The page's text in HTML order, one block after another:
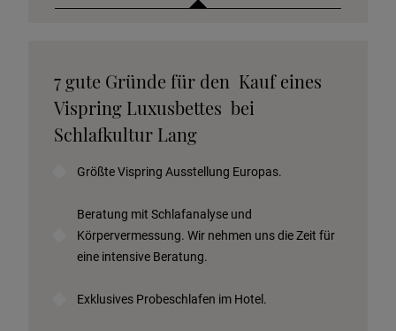
Stoffkollektion anfordern
Telefonische Beratung anfordern
Beratungstermin vereinbaren
Probeschlafen im Hotel
7 gute Gründe für den Kauf eines
Vispring Luxusbettes bei
Schlafkultur Lang
Größte Vispring Ausstellung Europas.
Beratung mit Schlafanalyse und
Körpervermessung. Wir nehmen uns die Zeit für
eine intensive Beratung.
Exklusives Probeschlafen im Hotel.